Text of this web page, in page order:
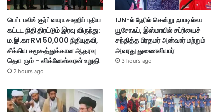
பெட்டாலிங் குர்ட்வாரா சாஹிப் புதிய
கட்டட நிதி திரட்டும் இரவு விருந்து:
ம.இ.கா RM 50,000 நிதியுதவி,
சீக்கிய சமூகத்துக்கான ஆதரவு
தொடரும் – விக்னேஸ்வரன் உறுதி
2 hours ago
IJN-ல் நேரில் சென்று ஃபாடில்லா
யூசோஃப், இஸ்மாயில் சப்ரியைச்
சந்தித்த பிரதமர் அன்வார் மற்றும்
அவரது துணைவியார்
3 hours ago